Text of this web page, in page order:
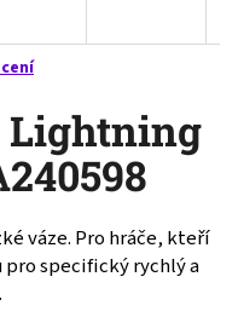
Lightning
váze. Pro hráče, kteří
specifický rychlý a